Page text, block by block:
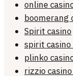
online
boomerang
Spirit casino
spirit
plinko
rizzio